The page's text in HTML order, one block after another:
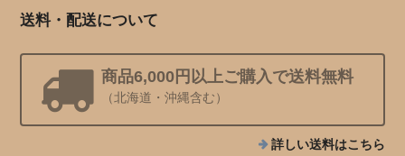
送料・配送について
商品6,000円以上ご購入で送料無料
（北海道・沖縄含む）
詳しい送料はこちら